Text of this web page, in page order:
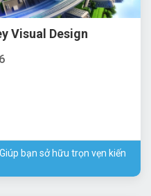
Visual Design
bạn sở hữu trọn vẹn kiến